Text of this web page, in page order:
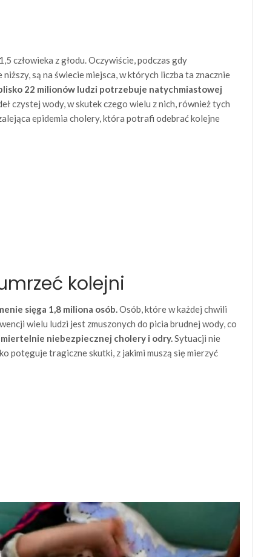
człowieka z głodu. Oczywiście, podczas gdy
są na świecie miejsca, w których liczba ta znacznie
22 milionów ludzi potrzebuje natychmiastowej
czystej wody, w skutek czego wielu z nich, również tych
epidemia cholery, która potrafi odebrać kolejne
kolejni
sięga 1,8 miliona osób.Osób, które w każdej chwili
wielu ludzi jest zmuszonych do picia brudnej wody, co
niebezpiecznej cholery i odry.Sytuacji nie
potęguje tragiczne skutki, z jakimi muszą się mierzyć